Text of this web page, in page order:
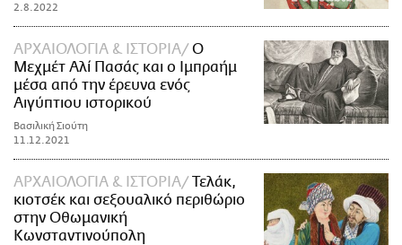
2.8.2022
ΑΡΧΑΙΟΛΟΓΙΑ & ΙΣΤΟΡΙΑ
Ο
Μεχμέτ Αλί Πασάς και ο Ιμπραήμ
μέσα από την έρευνα ενός
Αιγύπτιου ιστορικού
Βασιλική Σιούτη
11.12.2021
ΑΡΧΑΙΟΛΟΓΙΑ & ΙΣΤΟΡΙΑ
Τελάκ,
κιοτσέκ και σεξουαλικό περιθώριο
στην Οθωμανική
Κωνσταντινούπολη